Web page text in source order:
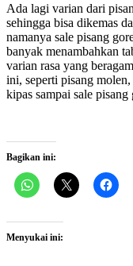
Ada lagi varian dari
sehingga bisa dikemas
namanya sale pisang
banyak menambahkan
varian rasa yang
ini, seperti pisang
kipas sampai sale pisang
Bagikan ini:
Menyukai ini: